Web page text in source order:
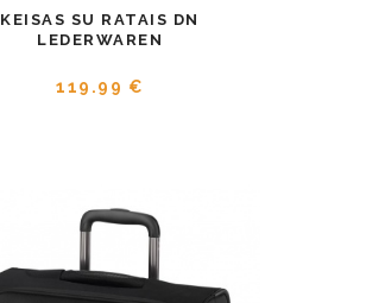
KEISAS SU RATAIS DN
LEDERWAREN
119.99 €